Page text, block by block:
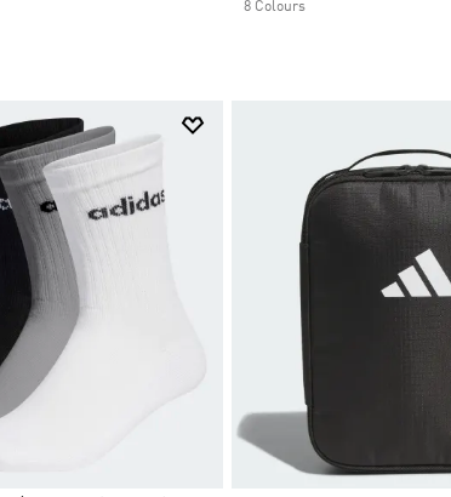
8 Colours